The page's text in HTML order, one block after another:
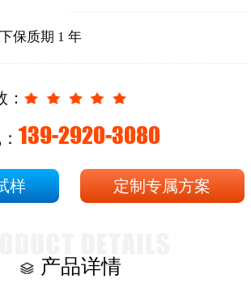
保质期 1 年
139-2920-3080
样 定制专属方案
产品详情